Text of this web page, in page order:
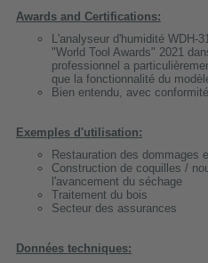
Awards and Certifications:
L'analyseur d'humidité WDH-
"World Tool Awards" 2021
professionnel a
que la fonctionnalité du
Bien entendu, avec
Exemples d'utilisation:
Restauration des dommages
Construction de coquilles /
l'avancement du séchage
Traitement du bois
Secteur des assurances
Données techniques: